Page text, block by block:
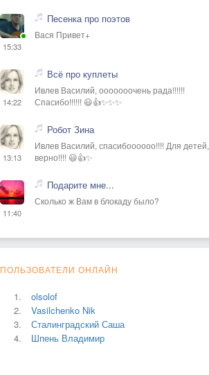
15:33
Песенка про поэтов
Вася Привет+
14:22
Всё про куплеты
Ивлев Василий, ооооооочень рада!!!!!!
Спасибо!!!!!! 😃👍✨✨✨
13:13
Робот Зина
Ивлев Василий, спасибоооооо!!!! Для детей,
верно!!!! 😃👍✨
11:40
Подарите мне...
Сколько ж Вам в блокаду было?
ПОЛЬЗОВАТЕЛИ ОНЛАЙН
olsolof
Vasilchenko Nik
Сталинградский Саша
Шпень Владимир